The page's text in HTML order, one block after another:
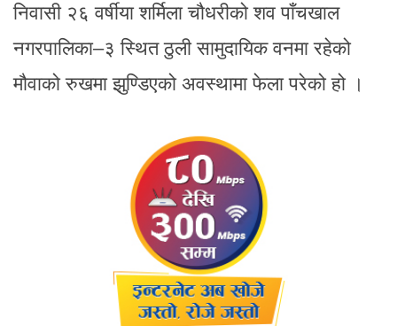
निवासी २६ वर्षीया शर्मिला चौधरीको शव पाँचखाल
नगरपालिका–३ स्थित ठुली सामुदायिक वनमा रहेको
मौवाको रुखमा झुण्डिएको अवस्थामा फेला परेको हो ।